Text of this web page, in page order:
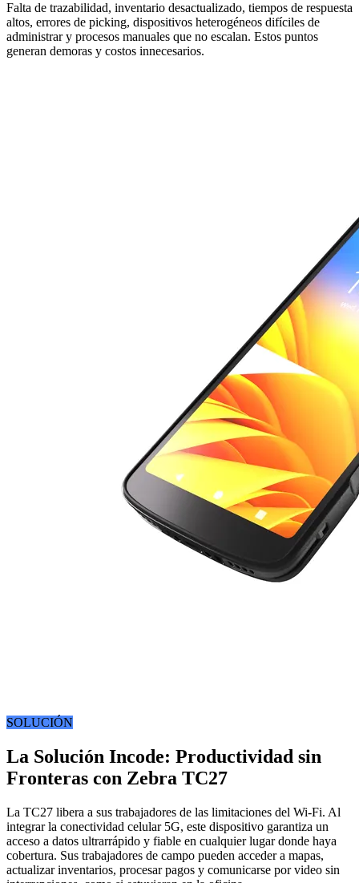
Falta de trazabilidad, inventario desactualizado, tiempos de respuesta
altos, errores de picking, dispositivos heterogéneos difíciles de
administrar y procesos manuales que no escalan. Estos puntos
generan demoras y costos innecesarios.
SOLUCIÓN
La Solución Incode: Productividad sin
Fronteras con Zebra TC27
La TC27 libera a sus trabajadores de las limitaciones del Wi-Fi. Al
integrar la conectividad celular 5G, este dispositivo garantiza un
acceso a datos ultrarrápido y fiable en cualquier lugar donde haya
cobertura. Sus trabajadores de campo pueden acceder a mapas,
actualizar inventarios, procesar pagos y comunicarse por video sin